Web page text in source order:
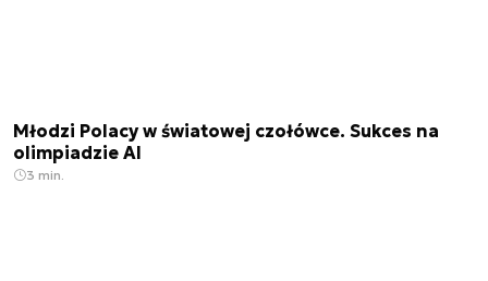
Młodzi Polacy w światowej czołówce. Sukces na
olimpiadzie AI
3 min.